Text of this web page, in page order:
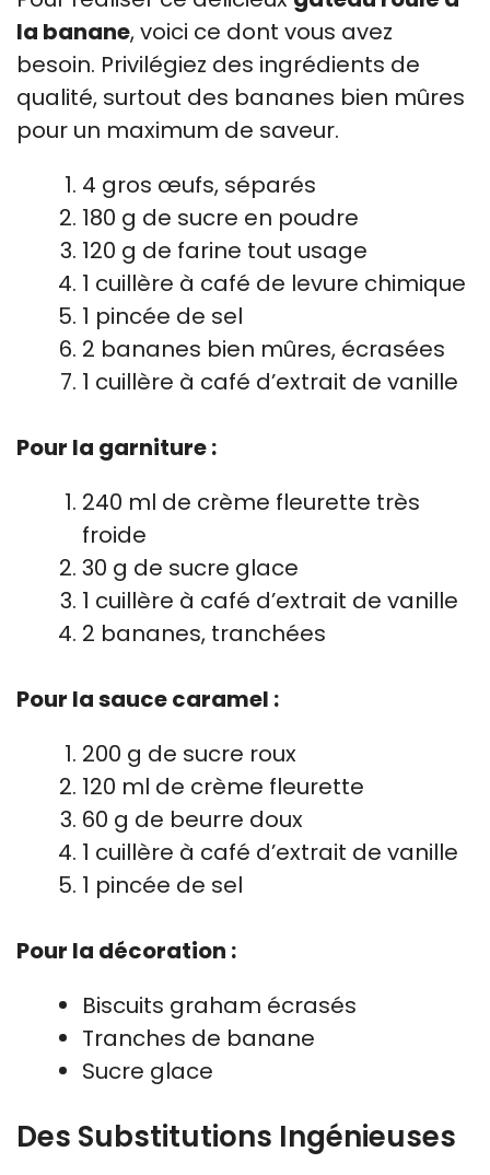
la banane, voici ce dont vous avez
besoin. Privilégiez des ingrédients de
qualité, surtout des bananes bien mûres
pour un maximum de saveur.
4 gros œufs, séparés
180 g de sucre en poudre
120 g de farine tout usage
1 cuillère à café de levure chimique
1 pincée de sel
2 bananes bien mûres, écrasées
1 cuillère à café d’extrait de vanille
Pour la garniture :
240 ml de crème fleurette très
froide
30 g de sucre glace
1 cuillère à café d’extrait de vanille
2 bananes, tranchées
Pour la sauce caramel :
200 g de sucre roux
120 ml de crème fleurette
60 g de beurre doux
1 cuillère à café d’extrait de vanille
1 pincée de sel
Pour la décoration :
Biscuits graham écrasés
Tranches de banane
Sucre glace
Des Substitutions Ingénieuses